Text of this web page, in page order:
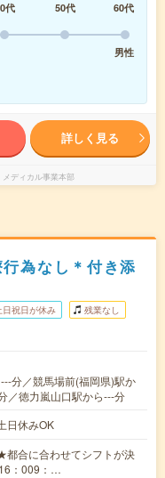
代 50代
60代
男性
詳しく見る
ディカル事業本部
為なし＊付き添
日祝日が休み 残業なし
分／競馬場前(福岡県)駅か
／徳力嵐山口駅から---分
日休みOK
合に合わせてシフトが決
：009：…